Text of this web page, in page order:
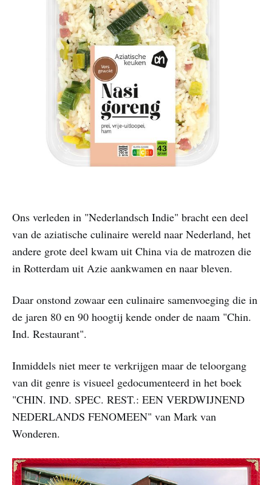
Ons verleden in "Nederlandsch Indie" bracht een deel
van de aziatische culinaire wereld naar Nederland, het
andere grote deel kwam uit China via de matrozen die
in Rotterdam uit Azie aankwamen en naar bleven.
Daar onstond zowaar een culinaire samenvoeging die in
de jaren 80 en 90 hoogtij kende onder de naam "Chin.
Ind. Restaurant".
Inmiddels niet meer te verkrijgen maar de teloorgang
van dit genre is visueel gedocumenteerd in het boek
"CHIN. IND. SPEC. REST.: EEN VERDWIJNEND
NEDERLANDS FENOMEEN" van Mark van
Wonderen.